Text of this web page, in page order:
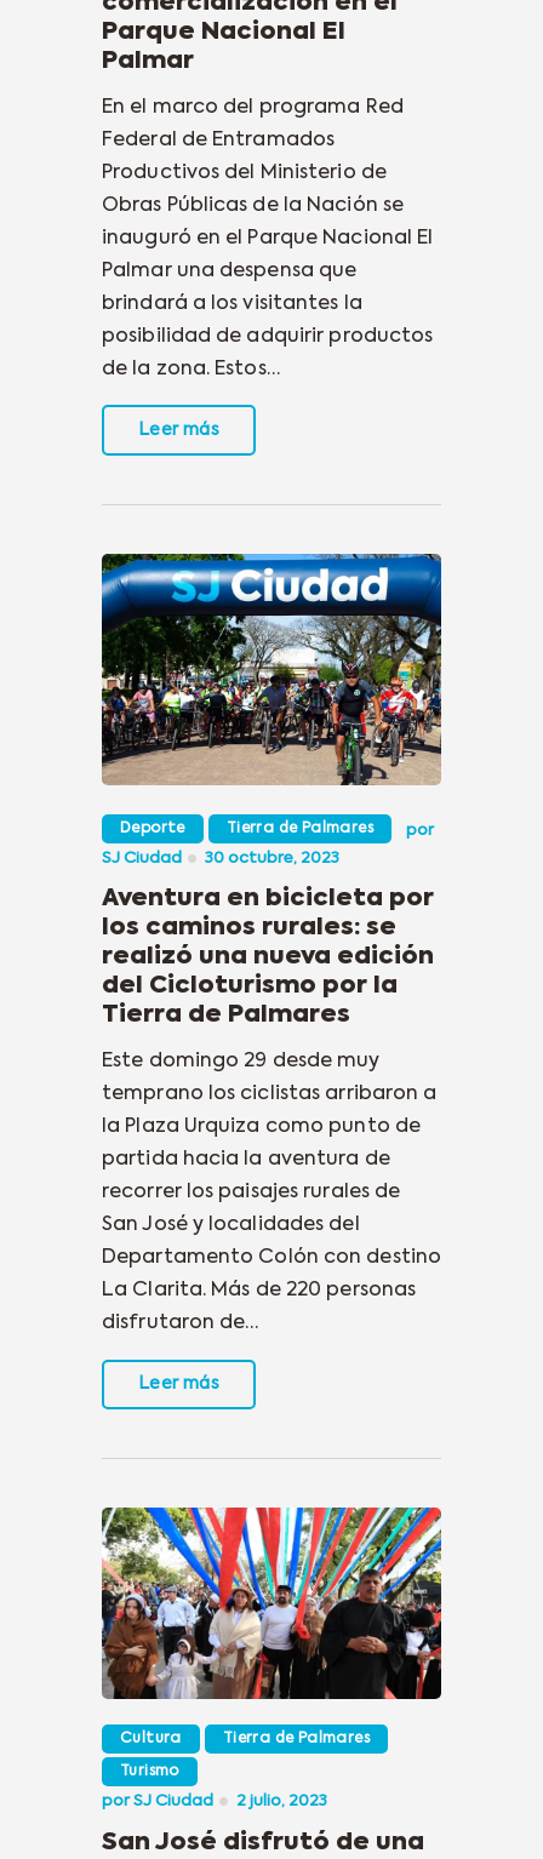
Parque Nacional El
Palmar
En el marco del programa Red
Federal de Entramados
Productivos del Ministerio de
Obras Públicas de la Nación se
inauguró en el Parque Nacional El
Palmar una despensa que
brindará a los visitantes la
posibilidad de adquirir productos
de la zona. Estos…
Leer más
Deporte Tierra de Palmares
por
SJ Ciudad
30 octubre, 2023
Aventura en bicicleta por
los caminos rurales: se
realizó una nueva edición
del Cicloturismo por la
Tierra de Palmares
Este domingo 29 desde muy
temprano los ciclistas arribaron a
la Plaza Urquiza como punto de
partida hacia la aventura de
recorrer los paisajes rurales de
San José y localidades del
Departamento Colón con destino
La Clarita. Más de 220 personas
disfrutaron de…
Leer más
Cultura Tierra de Palmares
Turismo
porSJ Ciudad 2 julio, 2023
San José disfrutó de una